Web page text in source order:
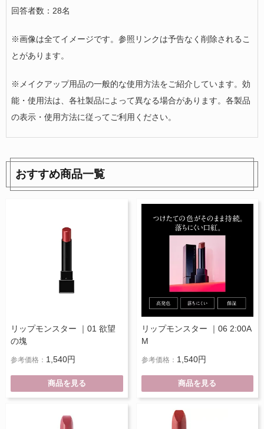
回答者数：28名
※画像は全てイメージです。参照リンクは予告なく削除されるこ
とがあります。
※メイクアップ用品の一般的な使用方法をご紹介しています。効
能・使用法は、各社製品によって異なる場合があります。各製品
の表示・使用方法に従ってご利用ください。
おすすめ商品一覧
リップモンスター ｜01 欲望
の塊
参考価格： 1,540円
商品を見る
リップモンスター ｜06 2:00A
M
参考価格： 1,540円
商品を見る